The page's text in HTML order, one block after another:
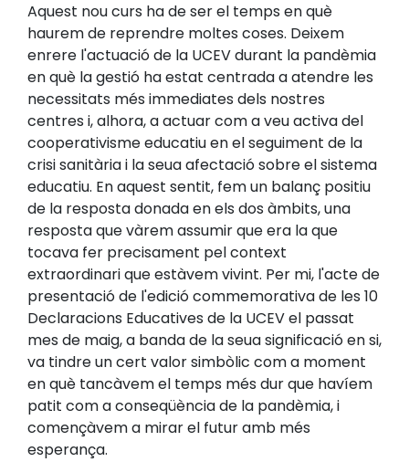
Aquest nou curs ha de ser el temps en què
haurem de reprendre moltes coses. Deixem
enrere l'actuació de la UCEV durant la pandèmia
en què la gestió ha estat centrada a atendre les
necessitats més immediates dels nostres
centres i, alhora, a actuar com a veu activa del
cooperativisme educatiu en el seguiment de la
crisi sanitària i la seua afectació sobre el sistema
educatiu. En aquest sentit, fem un balanç positiu
de la resposta donada en els dos àmbits, una
resposta que vàrem assumir que era la que
tocava fer precisament pel context
extraordinari que estàvem vivint. Per mi, l'acte de
presentació de l'edició commemorativa de les 10
Declaracions Educatives de la UCEV el passat
mes de maig, a banda de la seua significació en si,
va tindre un cert valor simbòlic com a moment
en què tancàvem el temps més dur que havíem
patit com a conseqüència de la pandèmia, i
començàvem a mirar el futur amb més
esperança.